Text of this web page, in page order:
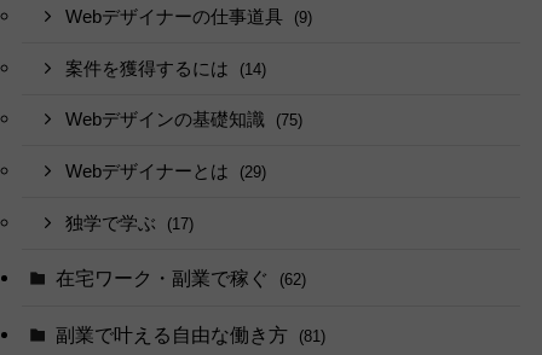
Webデザイナーの仕事道具 (9)
案件を獲得するには (14)
Webデザインの基礎知識 (75)
Webデザイナーとは (29)
独学で学ぶ (17)
在宅ワーク・副業で稼ぐ (62)
副業で叶える自由な働き方 (81)